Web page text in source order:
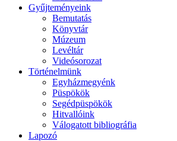
Gyűjteményeink
Bemutatás
Könyvtár
Múzeum
Levéltár
Videósorozat
Történelmünk
Egyházmegyénk
Püspökök
Segédpüspökök
Hitvallóink
Válogatott bibliográfia
Lapozó